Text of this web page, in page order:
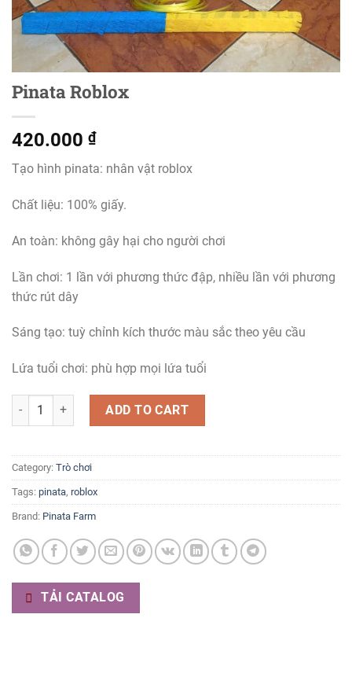
Pinata Roblox
420.000 ₫
Tạo hình pinata: nhân vật roblox
Chất liệu: 100% giấy.
An toàn: không gây hại cho người chơi
Lần chơi: 1 lần với phương thức đập, nhiều lần với phương
thức rút dây
Sáng tạo: tuỳ chỉnh kích thước màu sắc theo yêu cầu
Lứa tuổi chơi: phù hợp mọi lứa tuổi
Pinata Roblox quantityADD TO CART
Category: Trò chơi
Tags: pinata, roblox
Brand: Pinata Farm
TẢI CATALOG